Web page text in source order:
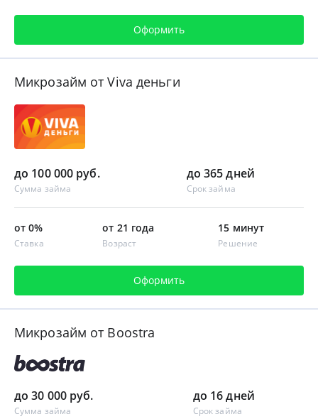
Оформить
Микрозайм от Viva деньги
до 100 000 руб.
Сумма займа
до 365 дней
Срок займа
от 0%
Ставка
от 21 года
Возраст
15 минут
Решение
Оформить
Микрозайм от Boostra
до 30 000 руб.
Сумма займа
до 16 дней
Срок займа